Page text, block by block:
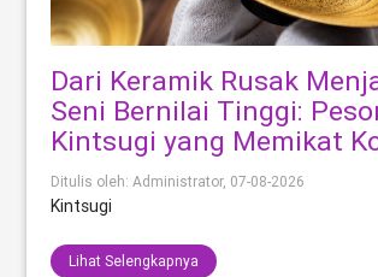
Dari Keramik Rusak
Seni Bernilai Tinggi:
Kintsugi yang Memikat
Ditulis oleh: Administrator, 07-08-2026
Kintsugi
Lihat Selengkapnya